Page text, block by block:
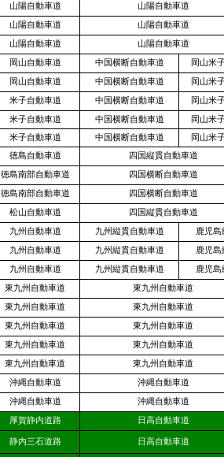
山陽自動車道 山陽自動車道
山陽自動車道 山陽自動車道
山陽自動車道 山陽自動車道
岡山自動車道 中国横断自動車道 岡山米
岡山自動車道 中国横断自動車道 岡山米
米子自動車道 中国横断自動車道 岡山米
米子自動車道 中国横断自動車道 岡山米
米子自動車道 中国横断自動車道 岡山米
徳島自動車道 四国縦貫自動車道
徳島南部自動車道 四国横断自動車道
徳島南部自動車道 四国横断自動車道
松山自動車道 四国縦貫自動車道
九州自動車道 九州縦貫自動車道 鹿児島
九州自動車道 九州縦貫自動車道 鹿児島
九州自動車道 九州縦貫自動車道 鹿児島
東九州自動車道 東九州自動車道
東九州自動車道 東九州自動車道
東九州自動車道 東九州自動車道
東九州自動車道 東九州自動車道
東九州自動車道 東九州自動車道
沖縄自動車道 沖縄自動車道
沖縄自動車道 沖縄自動車道
厚賀静内道路 日高自動車道
静内三石道路 日高自動車道